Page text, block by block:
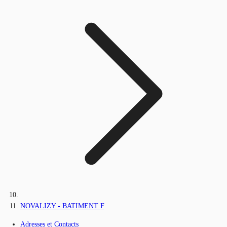
NOVALIZY - BATIMENT F
Adresses et Contacts